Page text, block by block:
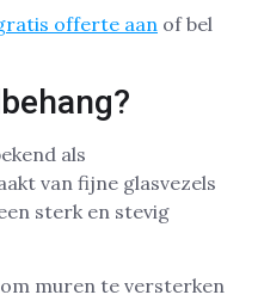
offerte aan of bel
als
van fijne glasvezels
sterk en stevig
muren te versterken